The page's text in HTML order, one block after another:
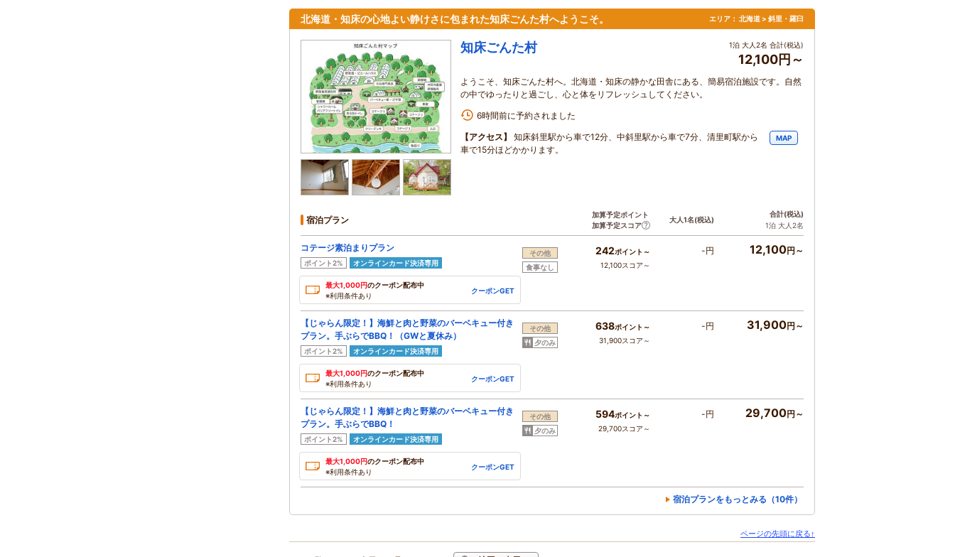
北海道・知床の心地よい静けさに包まれた知床ごんた村へようこそ。 エリア： 北海道 > 斜里・羅臼
知床ごんた村 1泊 大人2名 合計(税込)
12,100円～
ようこそ、知床ごんた村へ。北海道・知床の静かな田舎にある、簡易宿泊施設です。自然
の中でゆったりと過ごし、心と体をリフレッシュしてください。
6時間前に予約されました
【アクセス】
知床斜里駅から車で12分、中斜里駅から車で7分、清里町駅から
車で15分ほどかかります。
MAP
宿泊プラン
加算予定ポイント
加算予定スコア
大人1名(税込)
合計(税込)
1泊 大人2名
コテージ素泊まりプラン
ポイント2% オンラインカード決済専用
最大1,000円のクーポン配布中
※利用条件あり
クーポンGET
その他
食事なし
242ポイント～
12,100スコア～
-円 12,100円～
【じゃらん限定！】海鮮と肉と野菜のバーベキュー付き
プラン。手ぶらでBBQ！（GWと夏休み）
ポイント2% オンラインカード決済専用
最大1,000円のクーポン配布中
※利用条件あり
クーポンGET
その他
夕のみ
638ポイント～
31,900スコア～
-円 31,900円～
【じゃらん限定！】海鮮と肉と野菜のバーベキュー付き
プラン。手ぶらでBBQ！
ポイント2% オンラインカード決済専用
最大1,000円のクーポン配布中
※利用条件あり
クーポンGET
その他
夕のみ
594ポイント～
29,700スコア～
-円 29,700円～
宿泊プランをもっとみる（10件）
ページの先頭に戻る↑